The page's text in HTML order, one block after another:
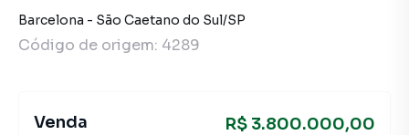
Barcelona - São Caetano do Sul/SP
Código de origem: 4289
Venda R$ 3.800.000,00